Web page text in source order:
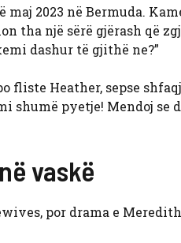
2023 në Bermuda.
tha një sërë gjërash që
dashur të gjithë ne?”
fliste Heather, sepse
pyetje! Mendoj se
vaskë
por drama e